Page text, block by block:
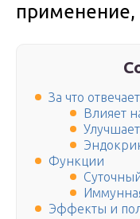
применение,
За что отвечает
Влияет
Функции
Эффекты и